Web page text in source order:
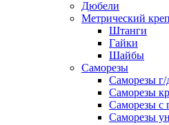
Дюбели
Метрический
Штанги
Гайки
Шайбы
Саморезы
Саморезы г/
Саморезы
Саморезы с
Саморезы